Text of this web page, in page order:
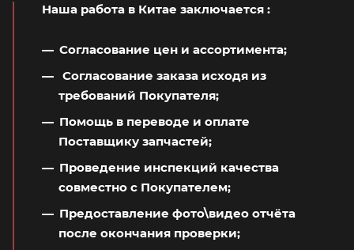
Наша работа в Китае заключается :
Согласование цен и ассортимента;
Согласование заказа исходя из
требований Покупателя;
Помощь в переводе и оплате
Поставщику запчастей;
Проведение инспекций качества
совместно с Покупателем;
Предоставление фото\видео отчёта
после окончания проверки;